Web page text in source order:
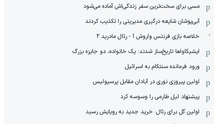
مسی برای سخت‌ترین سفر زندگی‌اش آماده می‌شود
آبی‌پوشان شایعه درگیری مدیریتی را تکذیب کردند
خلاصه بازی فرنتس واروش 1 - رئال مادرید 2
ایشیکاوا‌ها تاریخ‌ساز شدند: یک خانواده، دو جایزه بزرگ
ورود فرمانده سنتکام به اسرائیل
اولین پیروزی نوری در آبادان مقابل پرسپولیس
پیشنهاد لیل طارمی را وسوسه کرد
اولین گل برای رئال: خرید جدید به رویایش رسید